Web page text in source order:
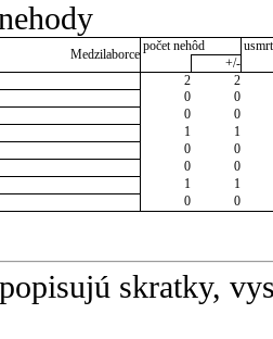
Medzilaborce
počet nehôd
+/-
2
2
0
0
0
0
1
1
0
0
0
0
1
1
0 0
skratky,